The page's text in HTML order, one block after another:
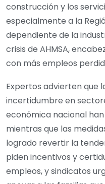
construcción y los
especialmente a la
dependiente de la
crisis de AHMSA,
con más empleos
Expertos advierten que
incertidumbre en
económica nacional
mientras que las
logrado revertir la
piden incentivos y
empleos, y sindicatos